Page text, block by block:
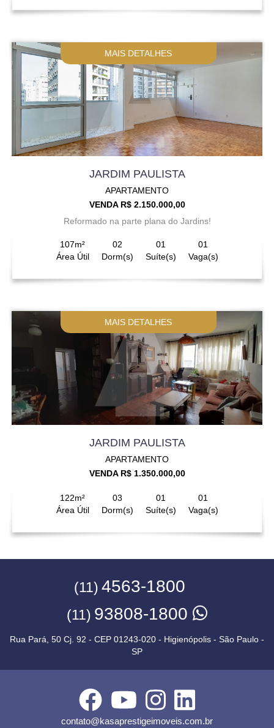
MAIS DETALHES
JARDIM PAULISTA
APARTAMENTO
VENDA R$ 2.150.000,00
Reformado na parte plana do Jardins!
107m²
Área Útil
02
Dorm(s)
01
Suíte(s)
01
Vaga(s)
MAIS DETALHES
JARDIM PAULISTA
APARTAMENTO
VENDA R$ 1.350.000,00
122m²
Área Útil
03
Dorm(s)
01
Suíte(s)
01
Vaga(s)
(11) 4563-1800
(11) 93808-1800
Rua Pará, 50 Cj. 92 - CEP 01243-020 - Higienópolis - São Paulo -
SP
contato@kasaprestigeimoveis.com.br